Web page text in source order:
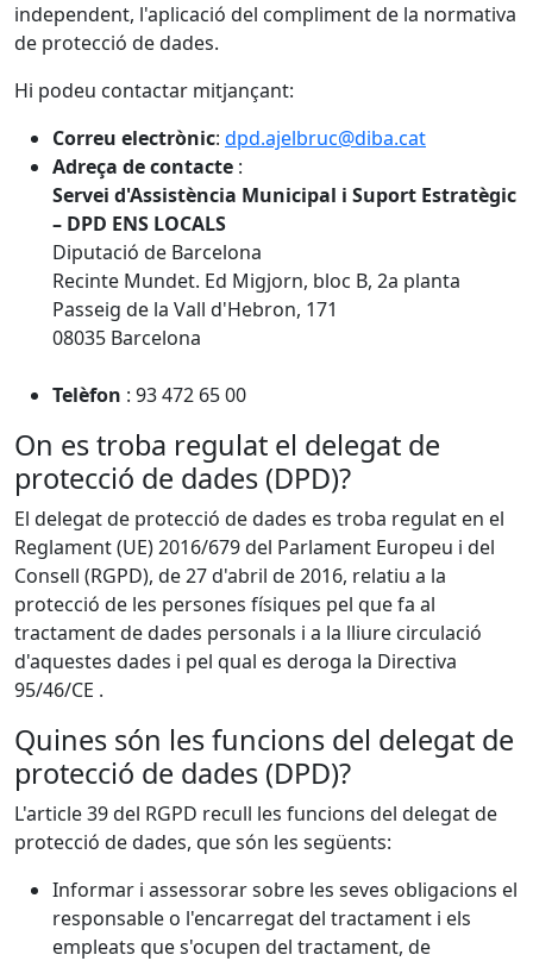
independent, l'aplicació del compliment de la normativa
de protecció de dades.
Hi podeu contactar mitjançant:
Correu electrònic: dpd.ajelbruc@diba.cat
Adreça de contacte :
Servei d'Assistència Municipal i Suport Estratègic
– DPD ENS LOCALS
Diputació de Barcelona
Recinte Mundet. Ed Migjorn, bloc B, 2a planta
Passeig de la Vall d'Hebron, 171
08035 Barcelona
Telèfon : 93 472 65 00
On es troba regulat el delegat de
protecció de dades (DPD)?
El delegat de protecció de dades es troba regulat en el
Reglament (UE) 2016/679 del Parlament Europeu i del
Consell (RGPD), de 27 d'abril de 2016, relatiu a la
protecció de les persones físiques pel que fa al
tractament de dades personals i a la lliure circulació
d'aquestes dades i pel qual es deroga la Directiva
95/46/CE .
Quines són les funcions del delegat de
protecció de dades (DPD)?
L'article 39 del RGPD recull les funcions del delegat de
protecció de dades, que són les següents:
Informar i assessorar sobre les seves obligacions el
responsable o l'encarregat del tractament i els
empleats que s'ocupen del tractament, de